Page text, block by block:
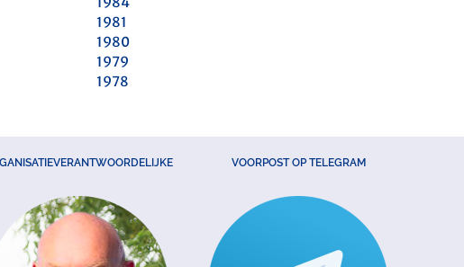
1981
1980
1979
1978
VOORPOST OP TELEGRAM